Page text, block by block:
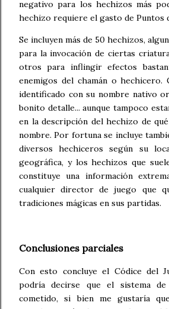
negativo para los hechizos más
hechizo requiere el gasto de Puntos
Se incluyen más de 50 hechizos,
para la invocación de ciertas
otros para inflingir efectos
enemigos del chamán o hechicero.
identificado con su nombre nativo
bonito detalle... aunque tampoco
en la descripción del hechizo de
nombre. Por fortuna se incluye
diversos hechiceros según su
geográfica, y los hechizos que
constituye una información
cualquier director de juego que
tradiciones mágicas en sus partidas.
Conclusiones parciales
Con esto concluye el Códice del
podría decirse que el sistema
cometido, si bien me gustaría